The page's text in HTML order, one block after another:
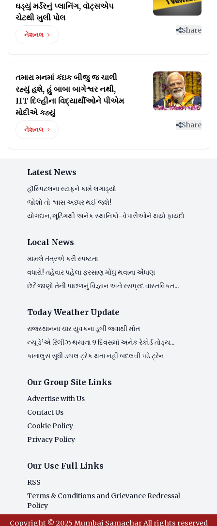
ઘડ્યું મર્ડરનું પ્લાનિંગ, વૉટ્સએપ
ચેટથી ખુલી પોલ
નેશનલ
Share
તમારા મનમાં કંઇક બીજુ જ ચાલી
રહ્યું હશે, હું બાબા બાગેશ્વરનથી,
IIT દિલ્હીના વિદ્યાર્થીઓને પીએમ
મોદીએ કહ્યું
નેશનલ
Share
Latest News
હૉસ્પિટલના સ્ટાફને કામે લગાડ્યો
જોશો તો શ્વાસ અધ્ધર થઈ જશે!
યોગદાન, શૂટિંગથી અનેક સ્થાનિકો-વેપારીઓને થયો ફાયદો
Local News
મામલે તંત્રએ કરી સ્પષ્ટતા
વધારો! તહેવાર પહેલા ફરસાણ મોંઘુ થવાના એંધાણ
છે? જાણો તેની પાછળનું વિજ્ઞાન અને રસપ્રદ વાસ્તવિકત...
Today Weather Update
રાજસ્થાનના ચાર યુવકના ડૂબી જવાથી મોત
ન્યૂ ડે’એ રિલીઝ થયાના 9 દિવસમાં અનેક રેકોર્ડ તોડ્ય...
કાનાલુસ સુધી ડબલ ટ્રેક થતા નહીં બદલવી પડે ટ્રેન
Our Group Site Links
Advertise with Us
Contact Us
Cookie Policy
Privacy Policy
Our Use Full Links
RSS
Terms & Conditions and Grievance Redressal
Policy
Copyright © 2025 Mumbai Samachar All rights reserved